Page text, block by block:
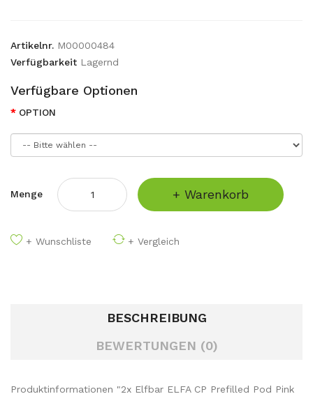
Artikelnr. M00000484
Verfügbarkeit Lagernd
Verfügbare Optionen
OPTION
Menge + Warenkorb
+ Wunschliste + Vergleich
BESCHREIBUNG
BEWERTUNGEN (0)
Produktinformationen "2x Elfbar ELFA CP Prefilled Pod Pink